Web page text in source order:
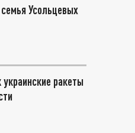
Усольцевых
ракеты